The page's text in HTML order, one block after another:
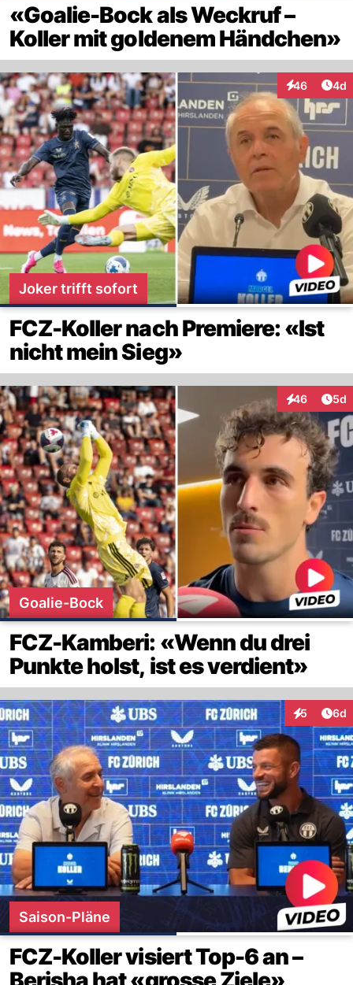
«Goalie-Bock als Weckruf –
Koller mit goldenem Händchen»
46
Interaktionen
4d
Joker trifft sofort
FCZ-Koller nach Premiere: «Ist
nicht mein Sieg»
46
Interaktionen
5d
Goalie-Bock
FCZ-Kamberi: «Wenn du drei
Punkte holst, ist es verdient»
5 6d
Saison-Pläne
FCZ-Koller visiert Top-6 an –